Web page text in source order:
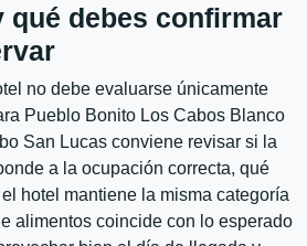
qué debes confirmar
no debe evaluarse únicamente
Pueblo Bonito Los Cabos Blanco
San Lucas conviene revisar si la
a la ocupación correcta, qué
hotel mantiene la misma categoría
alimentos coincide con lo esperado